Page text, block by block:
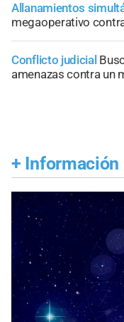
Allanamientos
megaoperativo
Conflicto judicial
amenazas contra un
+ Información